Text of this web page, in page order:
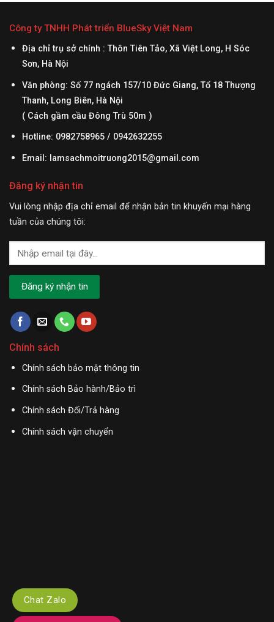
Công ty TNHH Phát triển BlueSky Việt Nam
Địa chỉ trụ sở chính : Thôn Tiên Tảo, Xã Việt Long, H Sóc
Sơn, Hà Nội
Văn phòng: Số 77 ngách 157/10 Đức Giang, Tổ 18 Thượng
Thanh, Long Biên, Hà Nội
( Cách gầm cầu Đông Trù 50m )
Hotline: 0982758965 / 0942632255
Email: lamsachmoitruong2015@gmail.com
Đăng ký nhận tin
Vui lòng nhập địa chỉ email để nhận bản tin khuyến mại hàng
tuần của chúng tôi:
Chính sách
Chính sách bảo mật thông tin
Chính sách Bảo hành/Bảo trì
Chính sách Đổi/Trả hàng
Chính sách vận chuyển
Chat Zalo